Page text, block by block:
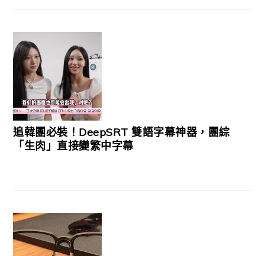
追韓團必裝！DeepSRT 雙語字幕神器，團綜
「生肉」直接變繁中字幕